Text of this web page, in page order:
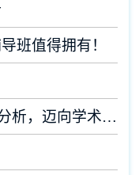
班值得拥有！
留学生R语言辅导：掌握数据分析，迈向学术成功